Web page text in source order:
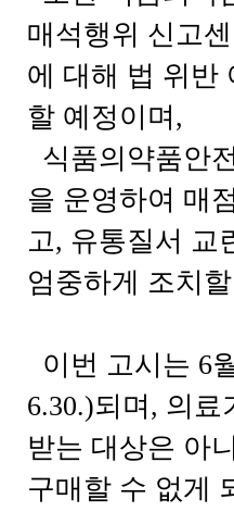
매석행위 신고
에 대해 법 위반
할 예정이며,
식품의약품안
을 운영하여 매
고, 유통질서 교
엄중하게 조치
이번 고시는 6
6.30.)되며, 의
받는 대상은 아
구매할 수 없게